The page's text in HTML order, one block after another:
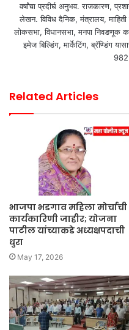
वर्षांचा प्रदीर्घ अनुभव. राजकारण,
लेखन. विविध दैनिक, मंत्रालय,
लोकसभा, विधानसभा, मनपा निवडणूक
इमेज बिल्डिंग, मार्केटिंग, ब्रॅण्डिंग
Related Articles
भाजपा भडगाव महिला मोर्चाची
कार्यकारिणी जाहीर; योजना
पाटील यांच्याकडे अध्यक्षपदाची
धुरा
May 17, 2026